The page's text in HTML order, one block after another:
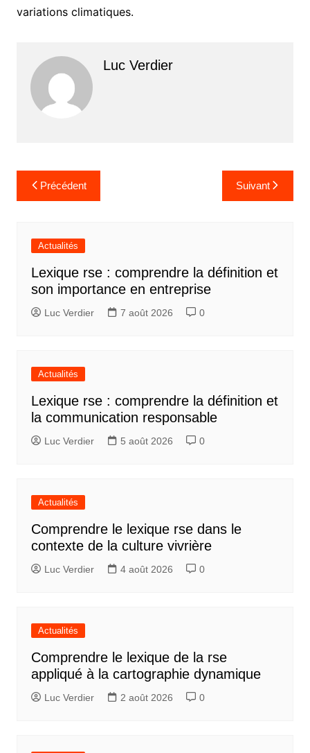
variations climatiques.
Luc Verdier
Navigation
de
Précédent Suivant
Actualités
Lexique rse : comprendre la définition et
son importance en entreprise
Luc Verdier 7 août 2026 0
Actualités
Lexique rse : comprendre la définition et
la communication responsable
Luc Verdier 5 août 2026 0
Actualités
Comprendre le lexique rse dans le
contexte de la culture vivrière
Luc Verdier 4 août 2026 0
Actualités
Comprendre le lexique de la rse
appliqué à la cartographie dynamique
Luc Verdier 2 août 2026 0